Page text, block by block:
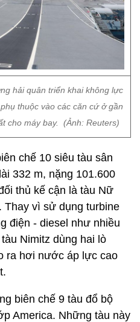
hải quân triển khai không lực
thuộc vào các căn cứ ở gần
cho máy bay. (Ảnh: Reuters)
chế 10 siêu tàu sân
332 m, nặng 101.600
thủ kế cận là tàu Nữ
Thay vì sử dụng turbine
điện - diesel như nhiều
Nimitz dùng hai lò
ra hơi nước áp lực cao
biên chế 9 tàu đổ bộ
America. Những tàu này